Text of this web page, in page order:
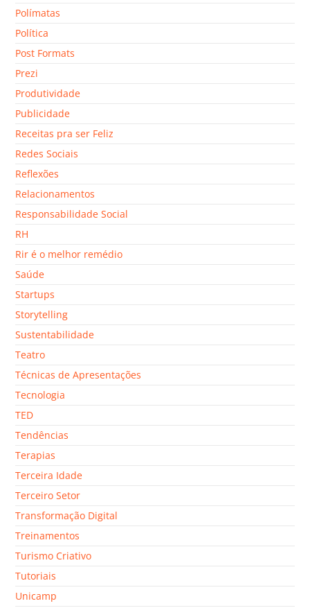
Polímatas
Política
Post Formats
Prezi
Produtividade
Publicidade
Receitas pra ser Feliz
Redes Sociais
Reflexões
Relacionamentos
Responsabilidade Social
RH
Rir é o melhor remédio
Saúde
Startups
Storytelling
Sustentabilidade
Teatro
Técnicas de Apresentações
Tecnologia
TED
Tendências
Terapias
Terceira Idade
Terceiro Setor
Transformação Digital
Treinamentos
Turismo Criativo
Tutoriais
Unicamp